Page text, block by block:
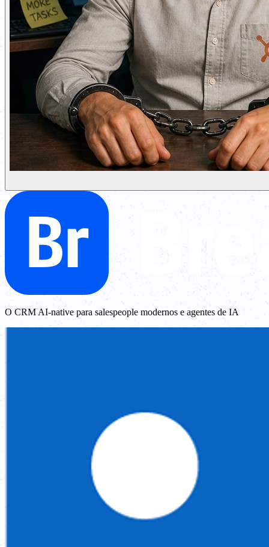
O CRM AI-native para salespeople modernos e agentes de IA